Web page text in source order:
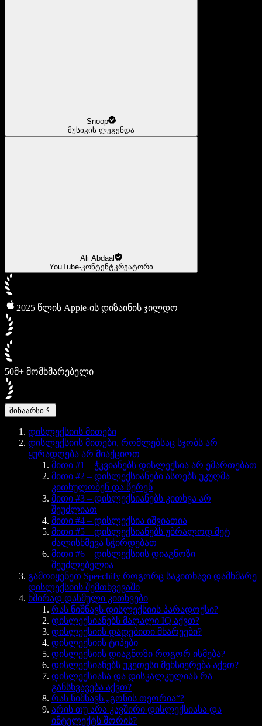
Snoop
მუსიკის ლეგენდა
Ali Abdaal
YouTube-კონტენტკრეატორი
2025 წლის Apple-ის დიზაინის ჯილდო
50მ+ მომხმარებელი
შინაარსი
დისლექსიის მითები
დისლექსიის მითები, რომლებსაც სჯობს არ
ყურადღება არ მიაქციოთ
მითი #1 – ჭკვიანებს დისლექსია არ ემართებათ
მითი #2 – დისლექსიანები ასოებს უკუღმა
კითხულობენ და წერენ
მითი #3 – დისლექსიანებს კითხვა არ
შეუძლიათ
მითი #4 – დისლექსია იშვიათია
მითი #5 – დისლექსიანებს უბრალოდ მეტ
ძალისხმევა სჭირდებათ
მითი #6 – დისლექსიის დიაგნოზი
შეუძლებელია
გამოიყენეთ Speechify როგორც საკითხავი დამხმარე
დისლექსიის შემთხვევაში
ხშირად დასმული კითხვები
რას ნიშნავს დისლექსიის პარადოქსი?
დისლექსიანებს მაღალი IQ აქვთ?
დისლექსიის დადებითი მხარეები?
დისლექსიის ტიპები
დისლექსიის დიაგნოზი როგორ ისმება?
დისლექსიანებს უკეთესი მეხსიერება აქვთ?
დისლექსიასა და დისკალკულიას რა
განსხვავება აქვთ?
რას ნიშნავს „გონის თეორია“?
არის თუ არა კავშირი დისლექსიასა და
ინტელექტს შორის?